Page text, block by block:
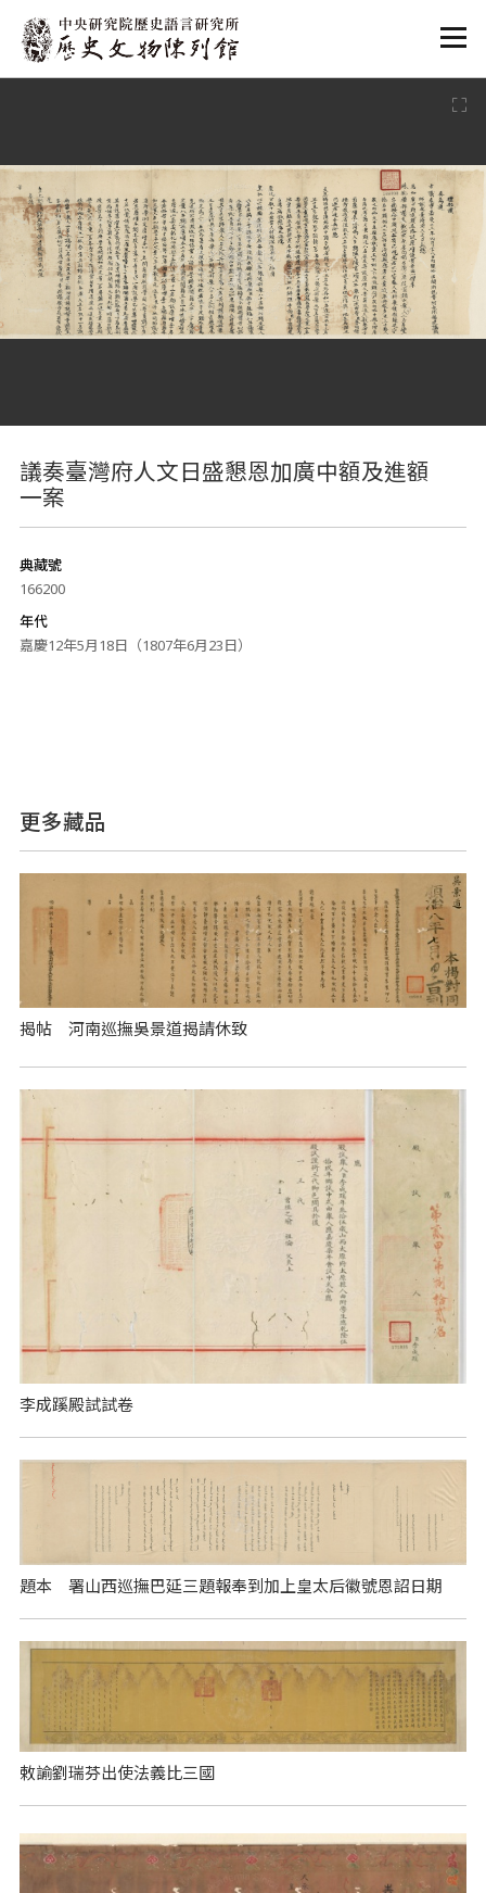
:::
議奏臺灣府人文日盛懇恩加廣中額及進額
一案
典藏號
166200
年代
嘉慶12年5月18日（1807年6月23日）
更多藏品
揭帖 河南巡撫吳景道揭請休致
李成蹊殿試試卷
題本 署山西巡撫巴延三題報奉到加上皇太后徽號恩詔日期
敕諭劉瑞芬出使法義比三國